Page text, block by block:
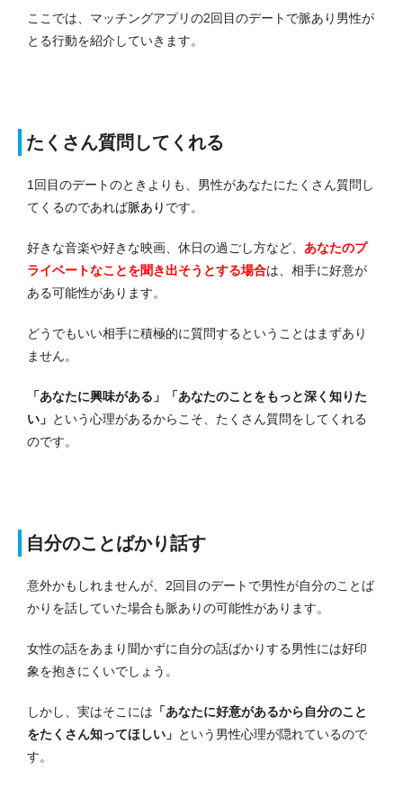
ここでは、マッチングアプリの2回目のデートで脈あり男性が
とる行動を紹介していきます。
たくさん質問してくれる
1回目のデートのときよりも、男性があなたにたくさん質問し
てくるのであれば脈あり です。
好きな音楽や好きな映画、休日の過ごし方など、 あなたのプ
ライベートなことを聞き出そうとする場合は、相手に好意が
ある可能性があります。
どうでもいい相手に積極的に質問するということはまずあり
ません。
「あなたに興味がある」「あなたのことをもっと深く知りた
い」 という心理があるからこそ、たくさん質問をしてくれる
のです。
自分のことばかり話す
意外かもしれませんが、2回目のデートで男性が自分のことば
かりを話していた場合も脈ありの可能性があります。
女性の話をあまり聞かずに自分の話ばかりする男性には好印
象を抱きにくいでしょう。
しかし、実はそこには 「あなたに好意があるから自分のこと
をたくさん知ってほしい」 という男性心理が隠れているので
す。